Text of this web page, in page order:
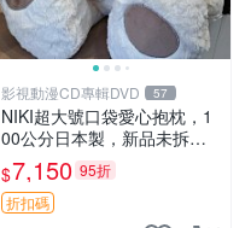
影視動漫CD專輯DVD 57
NIKI超大號口袋愛心抱枕，1
00公分日本製，新品未拆封
胖嘟嘟收藏推薦 愛心抱枕 日
本 抱枕
$7,150 95折
折扣碼